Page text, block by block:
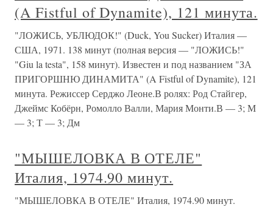
(A Fistful of Dynamite), 121 минута.
"ЛОЖИСЬ, УБЛЮДОК!" (Duck, You Sucker) Италия —
США, 1971. 138 минут (полная версия — "ЛОЖИСЬ!"
"Giu la testa", 158 минут). Известен и под названием "ЗА
ПРИГОРШНЮ ДИНАМИТА" (A Fistful of Dynamite), 121
минута. Режиссер Серджо Леоне.В ролях: Род Стайгер,
Джеймс Кобёрн, Ромолло Валли, Мария Монти.В — 3; М
— 3; Т — 3; Дм
"МЫШЕЛОВКА В ОТЕЛЕ"
Италия, 1974.90 минут.
"МЫШЕЛОВКА В ОТЕЛЕ" Италия, 1974.90 минут.